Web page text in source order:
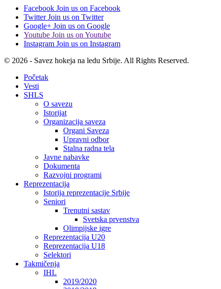
Facebook Join us on Facebook
Twitter Join us on Twitter
Google+ Join us on Google
Youtube Join us on Youtube
Instagram Join us on Instagram
© 2026 - Savez hokeja na ledu Srbije. All Rights Reserved.
Početak
Vesti
SHLS
O savezu
Istorijat
Organizacija saveza
Organi Saveza
Upravni odbor
Stalna radna tela
Javne nabavke
Dokumenta
Razvojni programi
Reprezentacija
Istorija reprezentacije Srbije
Seniori
Trenutni sastav
Svetska prvenstva
Olimpijske igre
Reprezentacija U20
Reprezentacija U18
Selektori
Takmičenja
IHL
2019/2020